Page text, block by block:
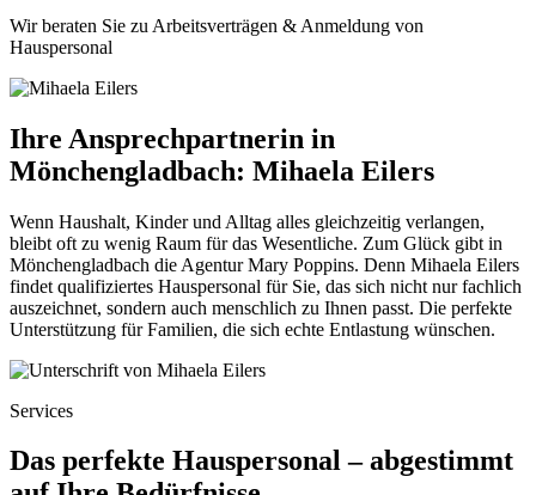
Wir beraten Sie zu Arbeitsverträgen & Anmeldung von
Hauspersonal
Ihre Ansprechpartnerin in
Mönchengladbach: Mihaela Eilers
Wenn Haushalt, Kinder und Alltag alles gleichzeitig verlangen,
bleibt oft zu wenig Raum für das Wesentliche. Zum Glück gibt in
Mönchengladbach die Agentur Mary Poppins. Denn Mihaela Eilers
findet qualifiziertes Hauspersonal für Sie, das sich nicht nur fachlich
auszeichnet, sondern auch menschlich zu Ihnen passt. Die perfekte
Unterstützung für Familien, die sich echte Entlastung wünschen.
Services
Das perfekte Hauspersonal – abgestimmt